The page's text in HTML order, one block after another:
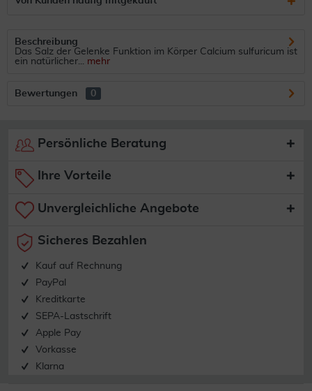
Beschreibung
Das Salz der Gelenke Funktion im Körper Calcium sulfuricum ist
ein natürlicher... mehr
Bewertungen 0
Persönliche Beratung
Ihre Vorteile
Unvergleichliche Angebote
Sicheres Bezahlen
Kauf auf Rechnung
PayPal
Kreditkarte
SEPA-Lastschrift
Apple Pay
Vorkasse
Klarna